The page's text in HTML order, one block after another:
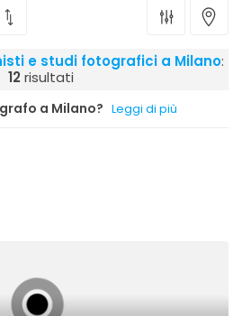
e studi fotografici a Milano:
12risultati
a Milano? Leggi di più